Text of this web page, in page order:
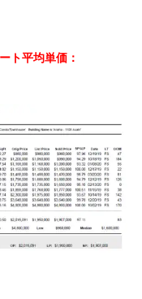
ト平均単価：